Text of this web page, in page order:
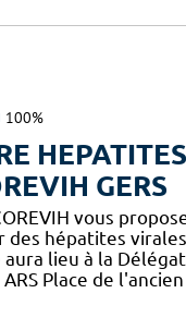
100%
GERS
vous
hépatites
aura lieu à la
Place de l'ancien